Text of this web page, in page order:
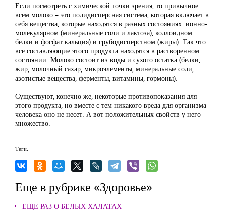
Если посмотреть с химической точки зрения, то привычное
всем молоко – это полидисперсная система, которая включает в
себя вещества, которые находятся в разных состояниях: ионно-
молекулярном (минеральные соли и лактоза), коллоидном
белки и фосфат кальция) и грубодисперстном (жиры). Так что
все составляющие этого продукта находятся в растворенном
состоянии. Молоко состоит из воды и сухого остатка (белки,
жир, молочный сахар, микроэлементы, минеральные соли,
азотистые вещества, ферменты, витамины, гормоны).
Существуют, конечно же, некоторые противопоказания для
этого продукта, но вместе с тем никакого вреда для организма
человека оно не несет. А вот положительных свойств у него
множество.
Теги:
Еще в рубрике «Здоровье»
ЕЩЕ РАЗ О БЕЛЫХ ХАЛАТАХ